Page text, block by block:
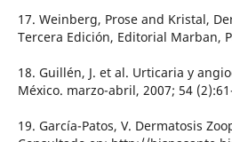
17. Weinberg, Prose and Kristal,
Tercera Edición, Editorial Marban,
18. Guillén, J. et al. Urticaria y
México. marzo-abril, 2007; 54
19. García-Patos, V. Dermatosis